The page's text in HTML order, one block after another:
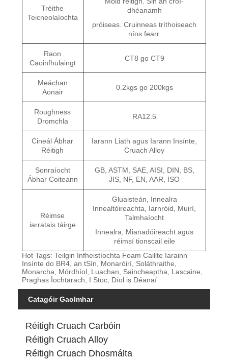
Tréithe
Teicneolaíochta
dhéanamh
próiseas. Cruinneas tríthoiseach
níos fearr.
Raon
Caoinfhulaingt
CT8 go CT9
Meáchan
Aonair
0.2kgs go 200kgs
Roughness
Dromchla
RA12.5
Cineál Ábhar
Réitigh
Iarann ​​Liath agus Iarann ​​Insínte,
Cruach Alloy
Sonraíocht
Ábhar Coiteann
GB, ASTM, SAE, AISI, DIN, BS,
JIS, NF, EN, AAR, ISO
Réimse
iarratais táirge
Gluaisteán, Innealra
Innealtóireachta, Iarnróid, Muirí,
Talmhaíocht
Innealra, Mianadóireacht agus
réimsí tionscail eile
Hot Tags: Teilgin Infheistíochta Foam Caillte Iarainn
Insínte do BR4, an tSín, Monaróirí, Soláthraithe,
Monarcha, Mórdhíol, Luachan, Saincheaptha, Lascaine,
Praghas Íochtarach, I Stoc, Díol is Déanaí
Catagóir Gaolmhar
Réitigh Cruach Carbóin
Réitigh Cruach Alloy
Réitigh Cruach Dhosmálta